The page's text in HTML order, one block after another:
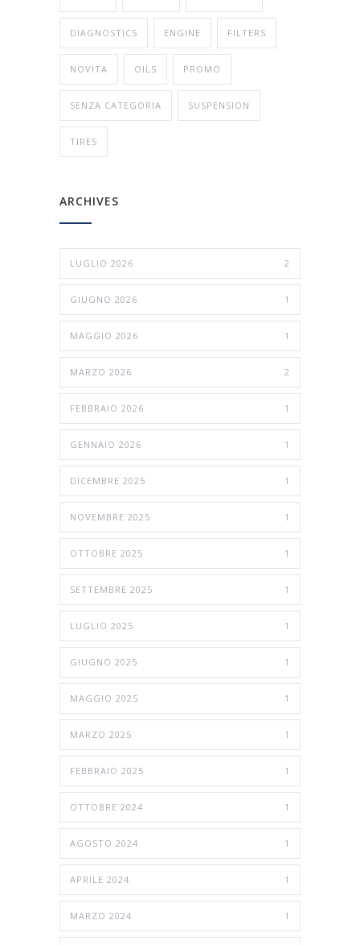
DIAGNOSTICS ENGINE FILTERS
NOVITA OILS PROMO
SENZA CATEGORIA SUSPENSION
TIRES
ARCHIVES
LUGLIO 2026 2
GIUGNO 2026 1
MAGGIO 2026 1
MARZO 2026 2
FEBBRAIO 2026 1
GENNAIO 2026 1
DICEMBRE 2025 1
NOVEMBRE 2025 1
OTTOBRE 2025 1
SETTEMBRE 2025 1
LUGLIO 2025 1
GIUGNO 2025 1
MAGGIO 2025 1
MARZO 2025 1
FEBBRAIO 2025 1
OTTOBRE 2024 1
AGOSTO 2024 1
APRILE 2024 1
MARZO 2024 1